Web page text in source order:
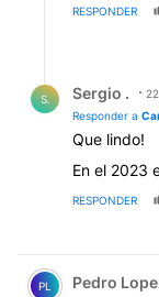
RESPONDER
S. Sergio .
Responder a
Que lindo!
En el 2023
RESPONDER
Comentario de
PL Pedro